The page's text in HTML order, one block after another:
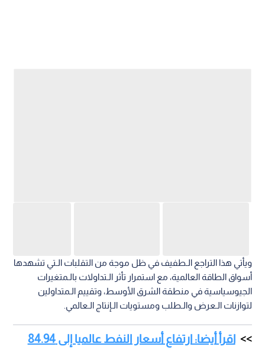
ويأتي هذا التراجع الـطفيف في ظل موجة من التقلبات الـتي تشهدها
أسواق الطاقة العالمية، مع استمرار تأثر الـتداولات بالـمتغيرات
الجيوسياسية في منطقة الشرق الأوسط، وتقييم الـمتداولين
لتوازنات الـعرض والـطلب ومستويات الـإنتاج الـعالمي.
اقرأ أيضا: ارتفاع أسعار النفط عالميا إلى 84.94